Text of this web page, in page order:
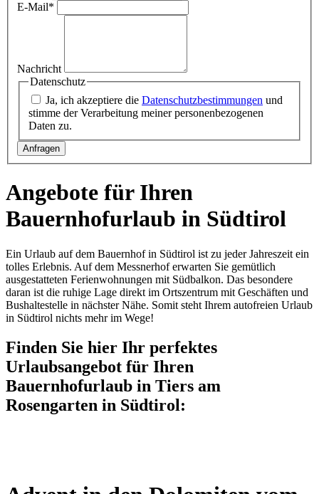
E-Mail*
Nachricht
Datenschutz
Ja, ich akzeptiere die Datenschutzbestimmungen und
stimme der Verarbeitung meiner personenbezogenen
Daten zu.
Angebote für Ihren
Bauernhofurlaub in Südtirol
Ein Urlaub auf dem Bauernhof in Südtirol ist zu jeder Jahreszeit ein
tolles Erlebnis. Auf dem Messnerhof erwarten Sie gemütlich
ausgestatteten Ferienwohnungen mit Südbalkon. Das besondere
daran ist die ruhige Lage direkt im Ortszentrum mit Geschäften und
Bushaltestelle in nächster Nähe. Somit steht Ihrem autofreien Urlaub
in Südtirol nichts mehr im Wege!
Finden Sie hier Ihr perfektes
Urlaubsangebot für Ihren
Bauernhofurlaub in Tiers am
Rosengarten in Südtirol: